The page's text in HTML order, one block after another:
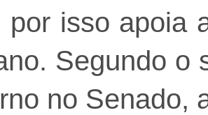
por isso apoia
Segundo o
no Senado,